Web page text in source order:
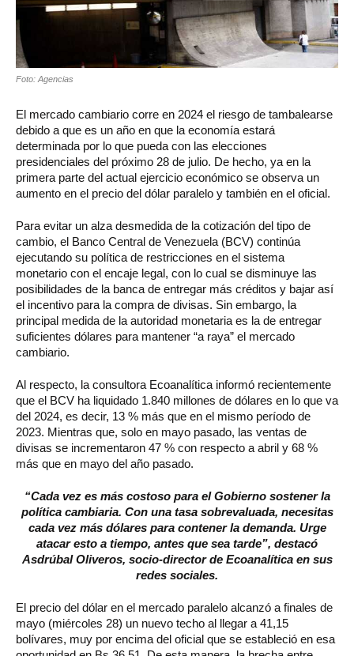
Foto: Agencias
El mercado cambiario corre en 2024 el riesgo de tambalearse
debido a que es un año en que la economía estará
determinada por lo que pueda con las elecciones
presidenciales del próximo 28 de julio. De hecho, ya en la
primera parte del actual ejercicio económico se observa un
aumento en el precio del dólar paralelo y también en el oficial.
Para evitar un alza desmedida de la cotización del tipo de
cambio, el Banco Central de Venezuela (BCV) continúa
ejecutando su política de restricciones en el sistema
monetario con el encaje legal, con lo cual se disminuye las
posibilidades de la banca de entregar más créditos y bajar así
el incentivo para la compra de divisas. Sin embargo, la
principal medida de la autoridad monetaria es la de entregar
suficientes dólares para mantener “a raya” el mercado
cambiario.
Al respecto, la consultora Ecoanalítica informó recientemente
que el BCV ha liquidado 1.840 millones de dólares en lo que va
del 2024, es decir, 13 % más que en el mismo período de
2023. Mientras que, solo en mayo pasado, las ventas de
divisas se incrementaron 47 % con respecto a abril y 68 %
más que en mayo del año pasado.
“Cada vez es más costoso para el Gobierno sostener la
política cambiaria. Con una tasa sobrevaluada, necesitas
cada vez más dólares para contener la demanda. Urge
atacar esto a tiempo, antes que sea tarde”, destacó
Asdrúbal Oliveros, socio-director de Ecoanalítica en sus
redes sociales.
El precio del dólar en el mercado paralelo alcanzó a finales de
mayo (miércoles 28) un nuevo techo al llegar a 41,15
bolívares, muy por encima del oficial que se estableció en esa